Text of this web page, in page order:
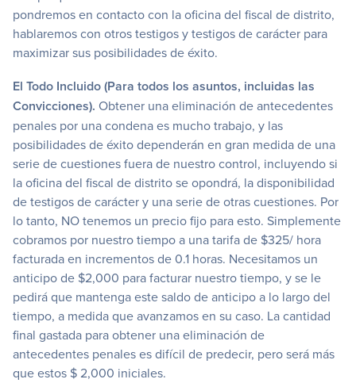
pondremos en contacto con la oficina del fiscal de distrito,
hablaremos con otros testigos y testigos de carácter para
maximizar sus posibilidades de éxito.
El Todo Incluido (Para todos los asuntos, incluidas las
Convicciones). Obtener una eliminación de antecedentes
penales por una condena es mucho trabajo, y las
posibilidades de éxito dependerán en gran medida de una
serie de cuestiones fuera de nuestro control, incluyendo si
la oficina del fiscal de distrito se opondrá, la disponibilidad
de testigos de carácter y una serie de otras cuestiones. Por
lo tanto, NO tenemos un precio fijo para esto. Simplemente
cobramos por nuestro tiempo a una tarifa de $325/ hora
facturada en incrementos de 0.1 horas. Necesitamos un
anticipo de $2,000 para facturar nuestro tiempo, y se le
pedirá que mantenga este saldo de anticipo a lo largo del
tiempo, a medida que avanzamos en su caso. La cantidad
final gastada para obtener una eliminación de
antecedentes penales es difícil de predecir, pero será más
que estos $ 2,000 iniciales.